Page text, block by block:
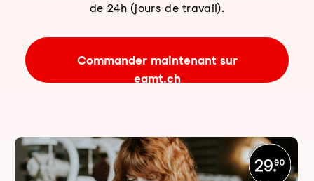
de 24h (jours de travail).
Commander maintenant sur
eamt.ch